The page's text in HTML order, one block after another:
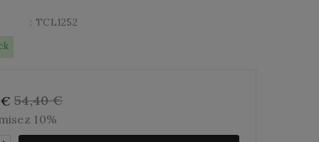
: TCL1252
54,40 €
10%